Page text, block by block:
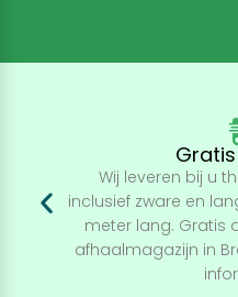
Wij leveren bij u
inclusief zware en
meter lang. Gratis
afhaalmagazijn in